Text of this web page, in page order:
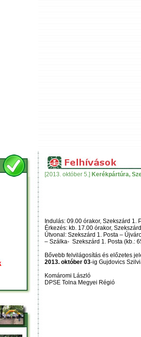
[2013. október 5.] Kerékpártúra,
Indulás: 09.00 órakor, Szekszárd 1.
Érkezés: kb. 17.00 órakor,
Útvonal: Szekszárd 1. Posta –
– Szálka- Szekszárd 1. Posta (kb.:
Bővebb felvilágosítás és előzetes
2013. október 03-ig Gujdovics
Komáromi László
DPSE Tolna Megyei Régió